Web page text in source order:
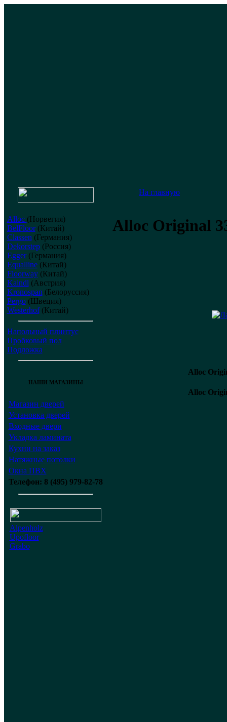
Alloc (Норвегия)
BelFloor(Китай)
Classen(Германия)
Dekorstep(Россия)
Egger(Германия)
Equalline(Китай)
Floorway(Китай)
Kaindl(Австрия)
Kronospan(Белоруссия)
Pergo(Швеция)
Westerhof(Китай)
Напольный плинтус
Пробковый пол
Подложка
НАШИ МАГАЗИНЫ
Магазин дверей
Установка дверей
Входные двери
Укладка ламината
Кухни на заказ
Натяжные потолки
Окна ПВХ
Телефон: 8 (495) 979-82-78
Alpenholz
Upofloor
Grabo
На главную
Alloc Original
Alloc
Alloc